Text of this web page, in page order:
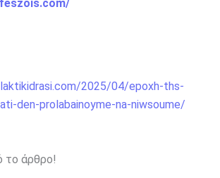
2025/04/epoxh-ths-
den-prolabainoyme-na-niwsoume/
το άρθρο!